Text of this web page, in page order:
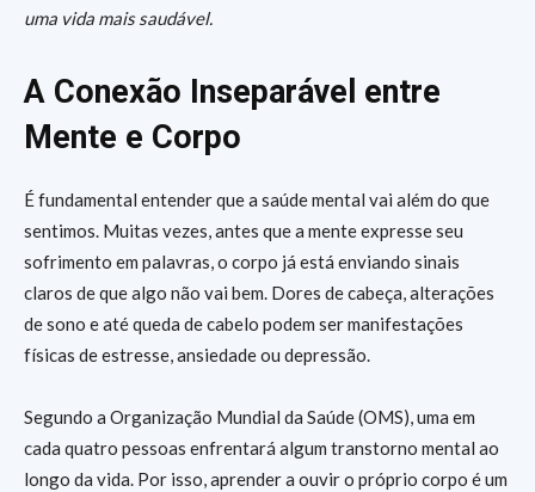
uma vida mais saudável.
A Conexão Inseparável entre
Mente e Corpo
É fundamental entender que a saúde mental vai além do que
sentimos. Muitas vezes, antes que a mente expresse seu
sofrimento em palavras, o corpo já está enviando sinais
claros de que algo não vai bem. Dores de cabeça, alterações
de sono e até queda de cabelo podem ser manifestações
físicas de estresse, ansiedade ou depressão.
Segundo a Organização Mundial da Saúde (OMS), uma em
cada quatro pessoas enfrentará algum transtorno mental ao
longo da vida. Por isso, aprender a ouvir o próprio corpo é um